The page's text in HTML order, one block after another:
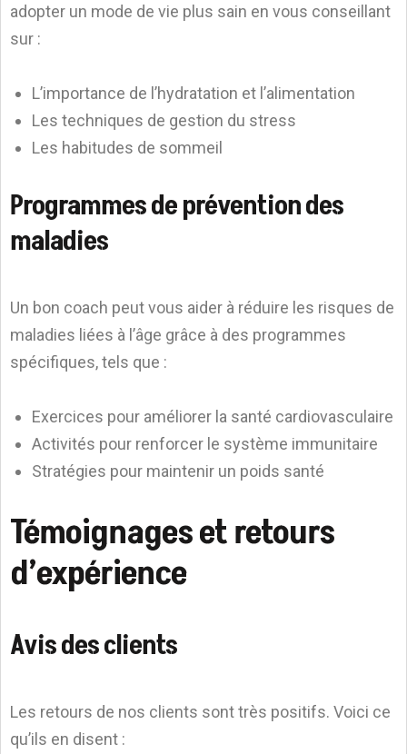
adopter un mode de vie plus sain en vous conseillant
sur :
L’importance de l’hydratation et l’alimentation
Les techniques de gestion du stress
Les habitudes de sommeil
Programmes de prévention des
maladies
Un bon coach peut vous aider à réduire les risques de
maladies liées à l’âge grâce à des programmes
spécifiques, tels que :
Exercices pour améliorer la santé cardiovasculaire
Activités pour renforcer le système immunitaire
Stratégies pour maintenir un poids santé
Témoignages et retours
d’expérience
Avis des clients
Les retours de nos clients sont très positifs. Voici ce
qu’ils en disent :